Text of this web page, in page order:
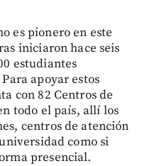
es pionero en este
iniciaron hace seis
estudiantes
apoyar estos
con 82 Centros de
todo el país, allí los
centros de atención
como si
presencial.